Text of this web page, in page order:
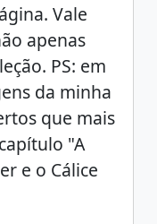
Vale
apenas
PS: em
da minha
que mais
"A
e o Cálice